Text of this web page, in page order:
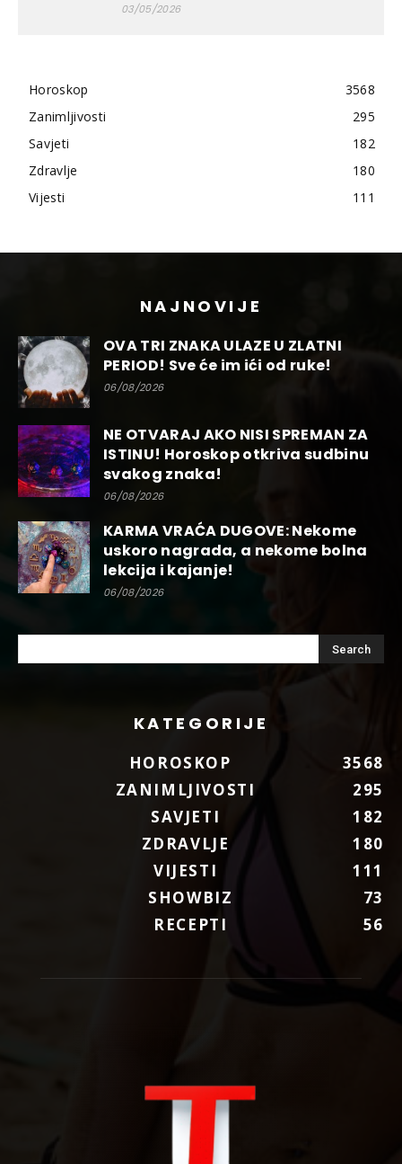
03/05/2026
Horoskop
3568
Zanimljivosti
295
Savjeti
182
Zdravlje
180
Vijesti
111
NAJNOVIJE
OVA TRI ZNAKA ULAZE U ZLATNI
PERIOD! Sve će im ići od ruke!
06/08/2026
NE OTVARAJ AKO NISI SPREMAN ZA
ISTINU! Horoskop otkriva sudbinu
svakog znaka!
06/08/2026
KARMA VRAĆA DUGOVE: Nekome
uskoro nagrada, a nekome bolna
lekcija i kajanje!
06/08/2026
KATEGORIJE
HOROSKOP
3568
ZANIMLJIVOSTI
295
SAVJETI
182
ZDRAVLJE
180
VIJESTI
111
SHOWBIZ
73
RECEPTI
56